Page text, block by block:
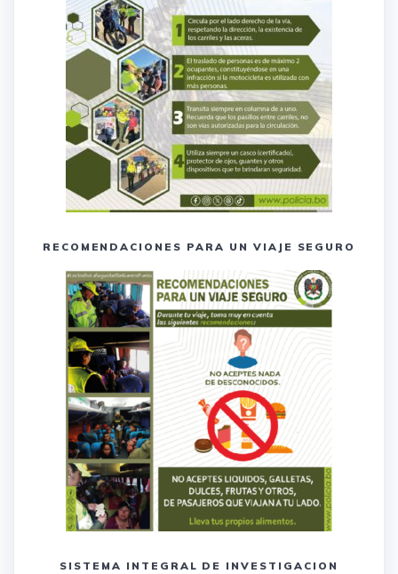
RECOMENDACIONES PARA UN VIAJE SEGURO
SISTEMA INTEGRAL DE INVESTIGACION